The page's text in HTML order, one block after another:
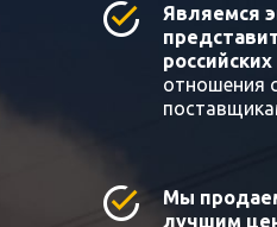
Являемся
отношения
Мы
лучшим